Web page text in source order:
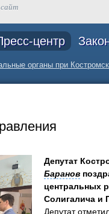
центр
органы при
Депутат
Баранов
центральных
Солигалича и
Депутат